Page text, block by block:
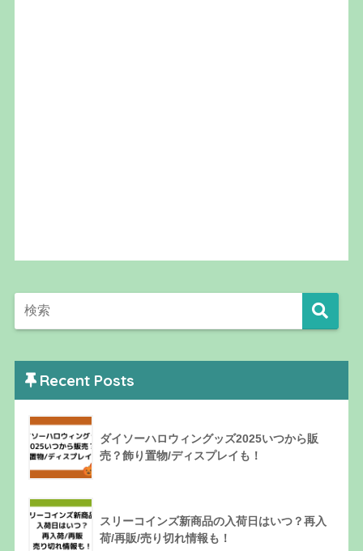
Recent Posts
ダイソーハロウィングッズ2025いつから販
売？飾り置物/ディスプレイも！
スリーコインズ新商品の入荷日はいつ？再入
荷/再販/売り切れ情報も！